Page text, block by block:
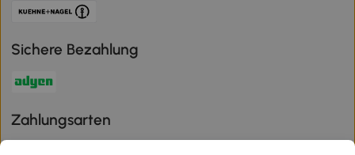
Sichere Bezahlung
Zahlungsarten